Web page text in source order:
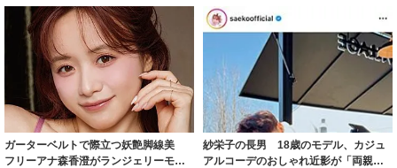
ガーターベルトで際立つ妖艶脚線美
フリーアナ森香澄がランジェリーモデ
紗栄子の長男 18歳のモデル、カジュ
アルコーデのおしゃれ近影が「両親の